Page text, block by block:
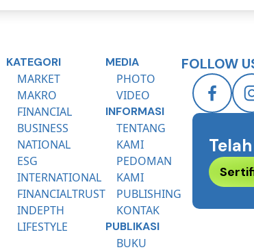
KATEGORI
MARKET
MAKRO
FINANCIAL
BUSINESS
NATIONAL
ESG
INTERNATIONAL
FINANCIALTRUST
INDEPTH
LIFESTYLE
MEDIA
PHOTO
VIDEO
INFORMASI
TENTANG
KAMI
PEDOMAN
KAMI
PUBLISHING
KONTAK
PUBLIKASI
BUKU
FOLLOW